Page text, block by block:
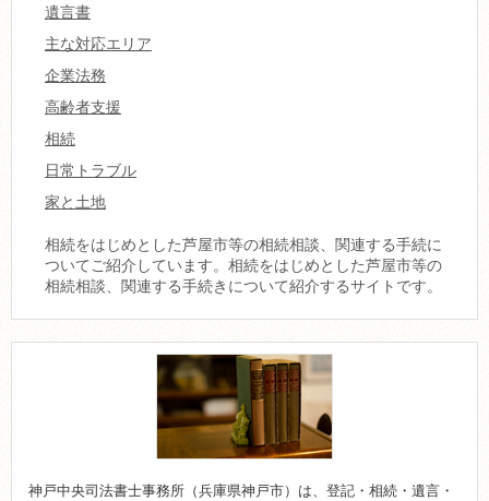
神戸中央司法書士事務所（兵庫県神戸市）は、登記・相続・遺言・
遺言書
主な対応エリア
企業法務
高齢者支援
相続
日常トラブル
家と土地
相続をはじめとした芦屋市等の相続相談、関連する手続に
ついてご紹介しています。相続をはじめとした芦屋市等の
相続相談、関連する手続きについて紹介するサイトです。